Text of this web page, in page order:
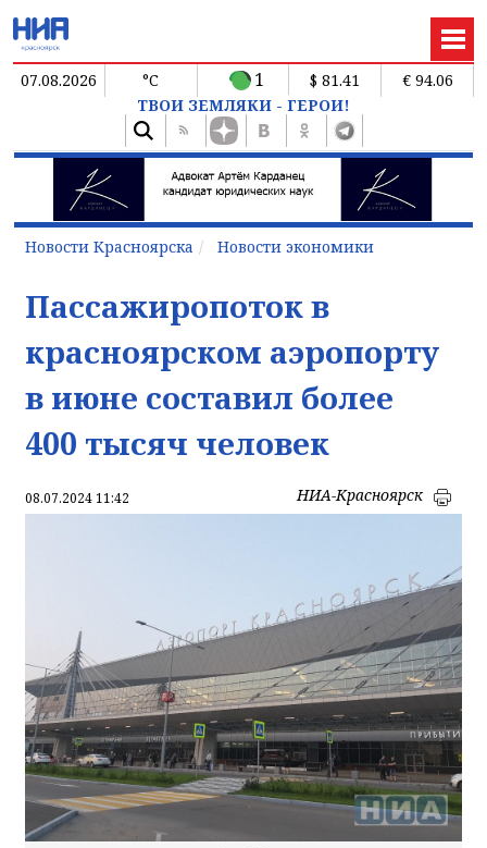
07.08.2026 °C 1 $ 81.41
€ 94.06
ТВОИ ЗЕМЛЯКИ - ГЕРОИ!
Новости Красноярска Новости экономики
Пассажиропоток в
красноярском аэропорту
в июне составил более
400 тысяч человек
08.07.2024 11:42 НИА-Красноярск